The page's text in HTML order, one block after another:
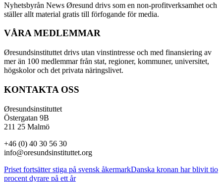
Nyhetsbyrån News Øresund drivs som en non-profitverksamhet och
ställer allt material gratis till förfogande för media.
VÅRA MEDLEMMAR
Øresundsinstituttet drivs utan vinst­intresse och med finansiering av
mer än 100 medlemmar från stat, regioner, kommuner, universitet,
högskolor och det privata näringslivet.
KONTAKTA OSS
Øresundsinstituttet
Östergatan 9B
211 25 Malmö
+46 (0) 40 30 56 30
info@oresundsinstituttet.org
Priset fortsätter stiga på svensk åkermarkDanska kronan har blivit tio
procent dyrare på ett år